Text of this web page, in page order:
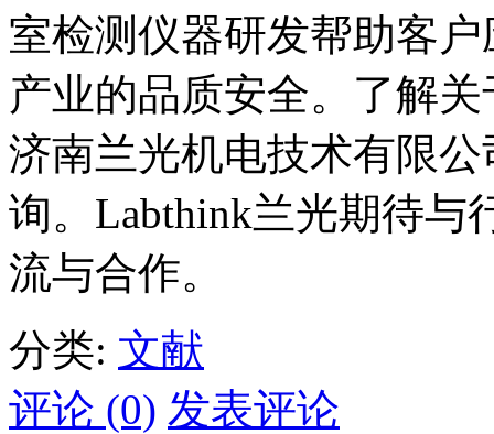
室检测仪器研发帮助客
产业的品质安全。了解
济南兰光机电技术有限
询。Labthink兰光期待与
流与合作。
分类: 文献
评论 (0) 发表评论